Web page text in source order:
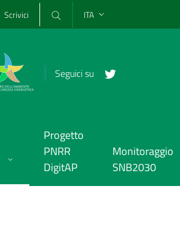
Scrivici ITA
Seguici su
Progetto
PNRR
DigitAP
Monitoraggio
SNB2030